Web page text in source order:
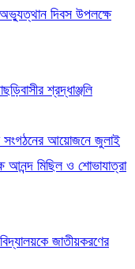
দিবস উপলক্ষে
শ্রদ্ধাঞ্জলি
সংগঠনের আয়োজনে জুলাই
মিছিল ও শোভাযাত্রা
জাতীয়করণের